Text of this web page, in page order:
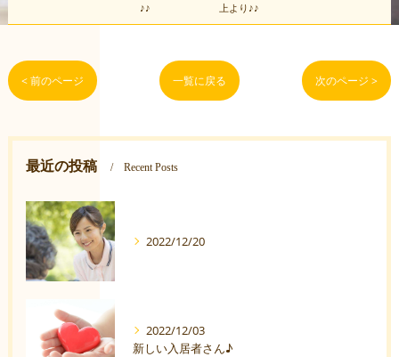
♪♪ 上より♪♪
< 前のページ 一覧に戻る 次のページ >
最近の投稿 Recent Posts
2022/12/20
2022/12/03
新しい入居者さん♪